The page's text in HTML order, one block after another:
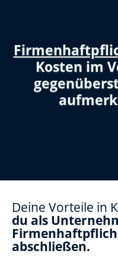
Kosten im
Deine Vorteile in
du als
abschließen.